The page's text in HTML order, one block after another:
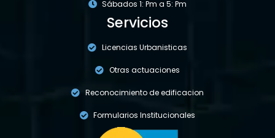
Sábados 1: Pm a 5: Pm
Servicios
Licencias Urbanisticas
Otras actuaciones
Reconocimiento de edificacion
Formularios Institucionales